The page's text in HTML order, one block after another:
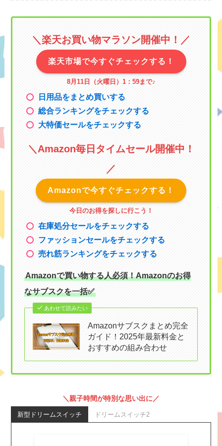
＼楽天お買い物マラソン開催中！／
楽天市場で今すぐチェックする！
8月11日（火曜日）1：59まで♪
日用品をまとめ買いする
総合ランキングをチェックする
大特価セールをチェックする
＼ Amazon毎日タイムセール開催中！
／
Amazonで今すぐチェックする！
今日のお得を探しに行こう！
在庫処分セールをチェックする
ファッションセールをチェックする
売れ筋ランキングをチェックする
Amazonで買い物する人必須！Amazonのお得
なサブスクを一括✅
あわせて読みたい
Amazonサブスクまとめ完全
ガイド！2025年最新料金と
おすすめの組み合わせ
＼親子時間が特別な思い出に／
新型ドリームスイッチ ドリームスイッチ2